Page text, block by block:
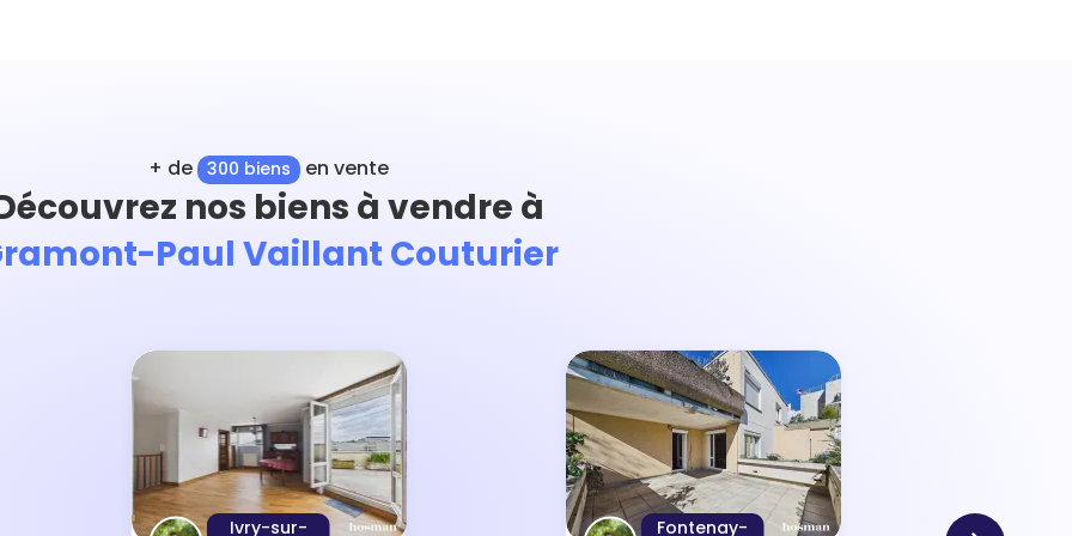
+ de 300 biens en vente
nos biens à vendre à
Paul Vaillant Couturier
Ivry-sur- Fontenay-